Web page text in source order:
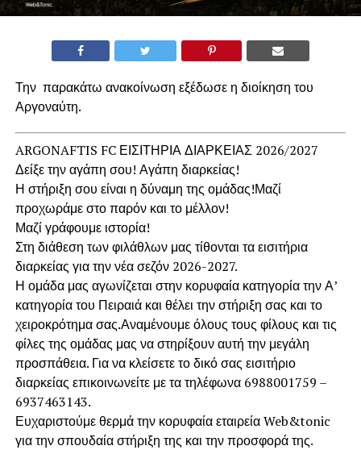
Την παρακάτω ανακοίνωση εξέδωσε η διοίκηση του
Αργοναύτη.
ARGONAFTIS FC ΕΙΣΙΤΗΡΙΑ ΔΙΑΡΚΕΙΑΣ 2026/2027
Δείξε την αγάπη σου! Αγάπη διαρκείας!
Η στήριξη σου είναι η δύναμη της ομάδας!Μαζί
προχωράμε στο παρόν και το μέλλον!
Μαζί γράφουμε ιστορία!
Στη διάθεση των φιλάθλων μας τίθονται τα εισιτήρια
διαρκείας για την νέα σεζόν 2026-2027.
Η ομάδα μας αγωνίζεται στην κορυφαία κατηγορία την Α’
κατηγορία του Πειραιά και θέλει την στήριξη σας και το
χειροκρότημα σας.Αναμένουμε όλους τους φίλους και τις
φίλες της ομάδας μας να στηρίξουν αυτή την μεγάλη
προσπάθεια. Για να κλείσετε το δικό σας εισιτήριο
διαρκείας επικοινωνείτε με τα τηλέφωνα 6988001759 –
6937463143.
Ευχαριστούμε θερμά την κορυφαία εταιρεία Web&tonic
για την σπουδαία στήριξη της και την προσφορά της.